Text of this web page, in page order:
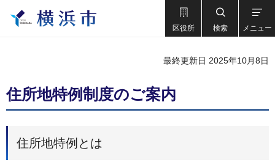
区役所 検索 メニュー
最終更新日 2025年10月8日
住所地特例制度のご案内
住所地特例とは